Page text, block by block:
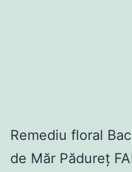
Remediu floral
de Măr Pădureț